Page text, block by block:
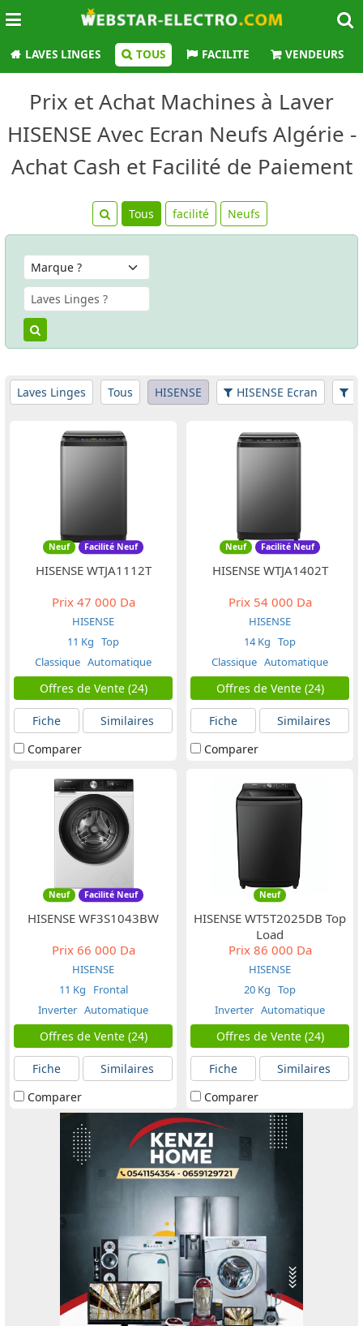
LAVES LINGES TOUS FACILITE VENDEURS
Prix et Achat Machines à Laver
HISENSE Avec Ecran Neufs Algérie -
Achat Cash et Facilité de Paiement
Tous facilité Neufs
Laves Linges Tous HISENSE HISENSE Ecran
Neuf Facilité Neuf
HISENSE WTJA1112T
Prix47 000 Da
HISENSE
11 Kg Top
Classique Automatique
Offres de Vente (24)
Fiche
Similaires
Comparer
Neuf Facilité Neuf
HISENSE WTJA1402T
Prix54 000 Da
HISENSE
14 Kg Top
Classique Automatique
Offres de Vente (24)
Fiche
Similaires
Comparer
Neuf Facilité Neuf
HISENSE WF3S1043BW
Prix66 000 Da
HISENSE
11 Kg
Frontal
Inverter Automatique
Offres de Vente (24)
Fiche
Similaires
Comparer
Neuf
HISENSE WT5T2025DB Top
Load
Prix86 000 Da
HISENSE
20 Kg Top
Inverter Automatique
Offres de Vente (24)
Fiche
Similaires
Comparer